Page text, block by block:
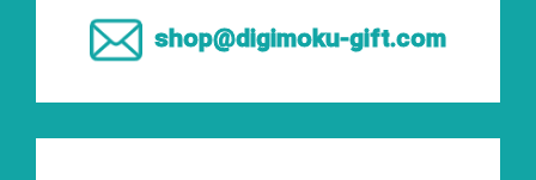
shop@digimoku-gift.com